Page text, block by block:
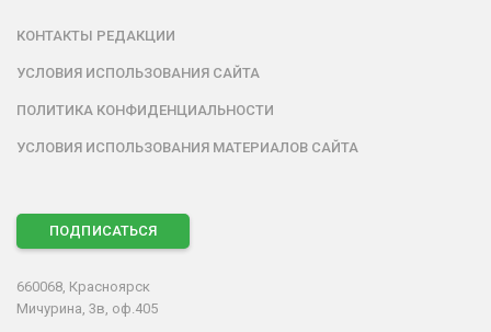
КОНТАКТЫ РЕДАКЦИИ
УСЛОВИЯ ИСПОЛЬЗОВАНИЯ САЙТА
ПОЛИТИКА КОНФИДЕНЦИАЛЬНОСТИ
УСЛОВИЯ ИСПОЛЬЗОВАНИЯ МАТЕРИАЛОВ САЙТА
ПОДПИСАТЬСЯ
660068, Красноярск
Мичурина, 3в, оф.405